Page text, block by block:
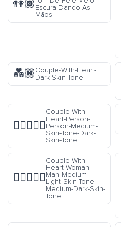
👫🏾Escura Dando As
Mãos
💑🏿Couple-With-Heart-
Dark-Skin-Tone
🧑🏽‍❤️‍🧑🏿
Couple-With-
Heart-Person-
Person-Medium-
Skin-Tone-Dark-
Skin-Tone
👩🏼‍❤️‍👨🏾
Couple-With-
Heart-Woman-
Man-Medium-
Light-Skin-Tone-
Medium-Dark-Skin-
Tone